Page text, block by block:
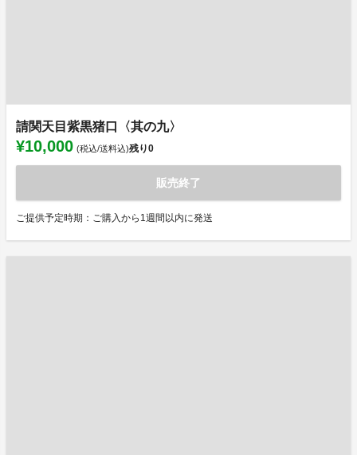
請関天目紫黒猪口〈其の九〉
¥10,000 (税込/送料込)残り0
販売終了
ご提供予定時期：ご購入から1週間以内に発送